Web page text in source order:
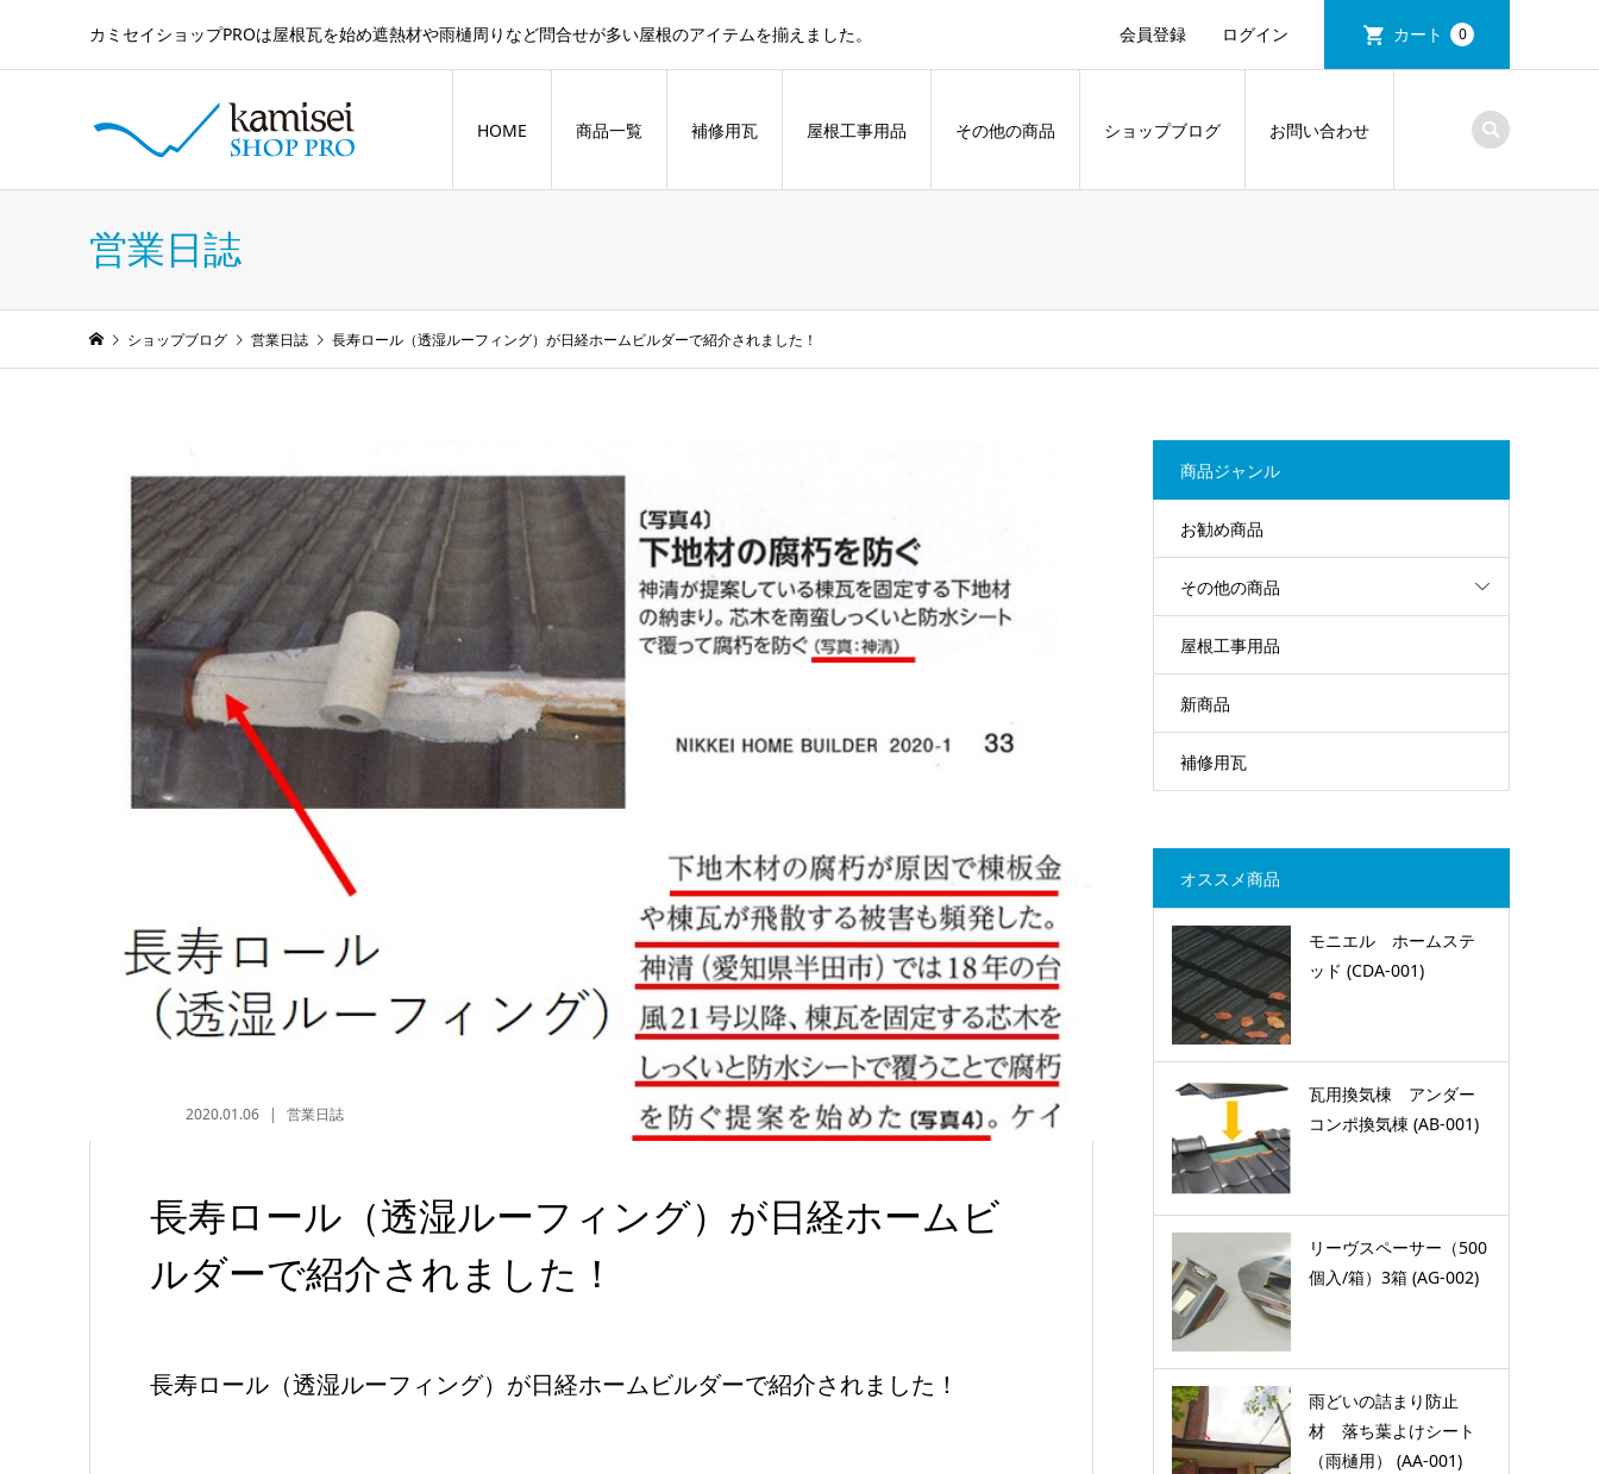
カミセイショップPROは屋根瓦を始め遮熱材や雨樋周りなど問合せが多い屋根のアイテムを揃えました。 会員登録 ログイン カート 0
HOME 商品一覧 補修用瓦 屋根工事用品 その他の商品 ショップブログ お問い合わせ
営業日誌
ショップブログ 営業日誌 長寿ロール（透湿ルーフィング）が日経ホームビルダーで紹介されました！
2020.01.06 営業日誌
長寿ロール（透湿ルーフィング）が日経ホームビ
ルダーで紹介されました！
長寿ロール（透湿ルーフィング）が日経ホームビルダーで紹介されました！
商品ジャンル
お勧め商品
その他の商品
屋根工事用品
新商品
補修用瓦
オススメ商品
モニエル ホームステ
ッド (CDA-001)
瓦用換気棟 アンダー
コンポ換気棟 (AB-001)
リーヴスペーサー（500
個入/箱）3箱 (AG-002)
雨どいの詰まり防止
材 落ち葉よけシート
（雨樋用） (AA-001)